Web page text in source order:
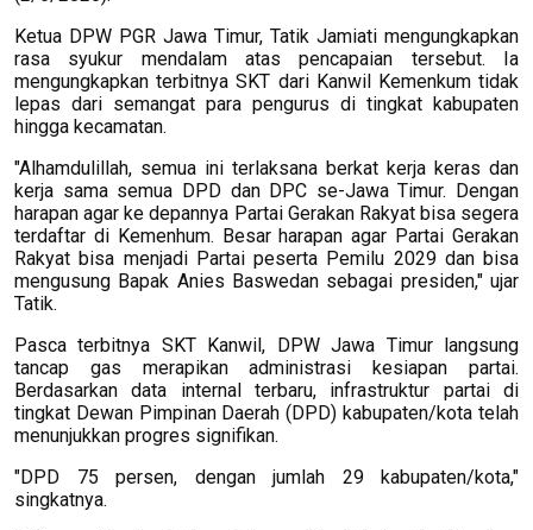
Ketua DPW PGR Jawa Timur, Tatik Jamiati mengungkapkan
rasa syukur mendalam atas pencapaian tersebut. Ia
mengungkapkan terbitnya SKT dari Kanwil Kemenkum tidak
lepas dari semangat para pengurus di tingkat kabupaten
hingga kecamatan.
"Alhamdulillah, semua ini terlaksana berkat kerja keras dan
kerja sama semua DPD dan DPC se-Jawa Timur. Dengan
harapan agar ke depannya Partai Gerakan Rakyat bisa segera
terdaftar di Kemenhum. Besar harapan agar Partai Gerakan
Rakyat bisa menjadi Partai peserta Pemilu 2029 dan bisa
mengusung Bapak Anies Baswedan sebagai presiden," ujar
Tatik.
Pasca terbitnya SKT Kanwil, DPW Jawa Timur langsung
tancap gas merapikan administrasi kesiapan partai.
Berdasarkan data internal terbaru, infrastruktur partai di
tingkat Dewan Pimpinan Daerah (DPD) kabupaten/kota telah
menunjukkan progres signifikan.
"DPD 75 persen, dengan jumlah 29 kabupaten/kota,"
singkatnya.